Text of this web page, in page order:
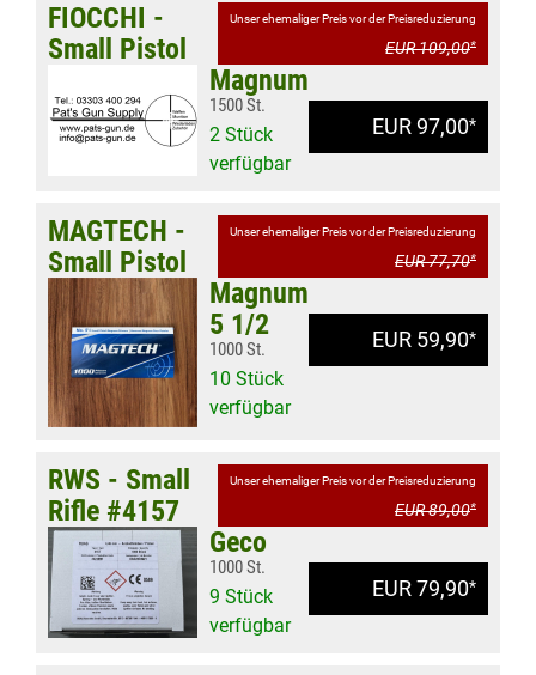
Unser ehemaliger Preis vor der Preisreduzierung
EUR 109,00*
EUR 97,00*
FIOCCHI -
Small Pistol
Magnum
1500 St.
2 Stück
verfügbar
Unser ehemaliger Preis vor der Preisreduzierung
EUR 77,70*
EUR 59,90*
MAGTECH -
Small Pistol
Magnum
5 1/2
1000 St.
10 Stück
verfügbar
Unser ehemaliger Preis vor der Preisreduzierung
EUR 89,00*
EUR 79,90*
RWS - Small
Rifle #4157
Geco
1000 St.
9 Stück
verfügbar